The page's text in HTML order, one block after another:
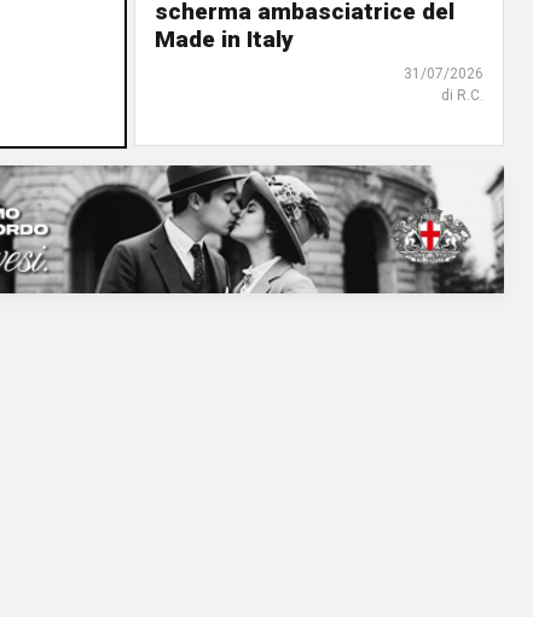
scherma ambasciatrice del
Made in Italy
31/07/2026
di R.C.